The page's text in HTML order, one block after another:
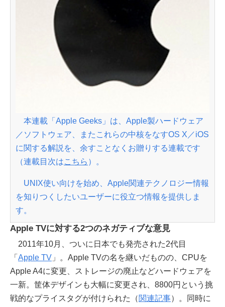
本連載「Apple Geeks」は、Apple製ハードウェア
／ソフトウェア、またこれらの中核をなすOS X／iOS
に関する解説を、余すことなくお贈りする連載です
（連載目次はこちら ）。
UNIX使い向けを始め、Apple関連テクノロジー情報
を知りつくしたいユーザーに役立つ情報を提供しま
す。
Apple TVに対する2つのネガティブな意見
2011年10月、ついに日本でも発売された2代目
「 Apple TV 」。Apple TVの名を継いだものの、CPUを
Apple A4に変更、ストレージの廃止などハードウェアを
一新。筐体デザインも大幅に変更され、8800円という挑
戦的なプライスタグが付けられた（関連記事）。同時に